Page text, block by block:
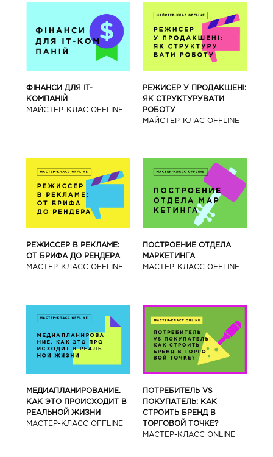
ФІНАНСИ ДЛЯ IT-
КОМПАНІЙ
МАЙСТЕР-КЛАС OFFLINE
РЕЖИСЕР У ПРОДАКШЕНІ:
ЯК СТРУКТУРУВАТИ
РОБОТУ
МАЙСТЕР-КЛАС OFFLINE
РЕЖИССЕР В РЕКЛАМЕ:
ОТ БРИФА ДО РЕНДЕРА
МАСТЕР-КЛАСС OFFLINE
ПОСТРОЕНИЕ ОТДЕЛА
МАРКЕТИНГА
МАСТЕР-КЛАСС OFFLINE
МЕДИАПЛАНИРОВАНИЕ.
КАК ЭТО ПРОИСХОДИТ В
РЕАЛЬНОЙ ЖИЗНИ
МАСТЕР-КЛАСС OFFLINE
ПОТРЕБИТЕЛЬ VS
ПОКУПАТЕЛЬ: КАК
СТРОИТЬ БРЕНД В
ТОРГОВОЙ ТОЧКЕ?
МАСТЕР-КЛАСС ONLINE